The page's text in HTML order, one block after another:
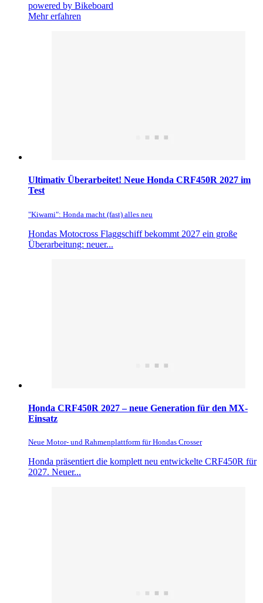
powered by Bikeboard
Mehr erfahren
Ultimativ Überarbeitet! Neue Honda CRF450R 2027 im
Test
"Kiwami": Honda macht (fast) alles neu
Hondas Motocross Flaggschiff bekommt 2027 ein große
Überarbeitung: neuer...
Honda CRF450R 2027 – neue Generation für den MX-
Einsatz
Neue Motor- und Rahmenplattform für Hondas Crosser
Honda präsentiert die komplett neu entwickelte CRF450R für
2027. Neuer...